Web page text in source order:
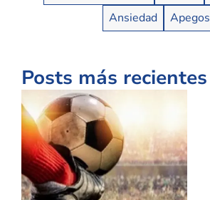
Ansiedad
Apegos
Posts más recientes